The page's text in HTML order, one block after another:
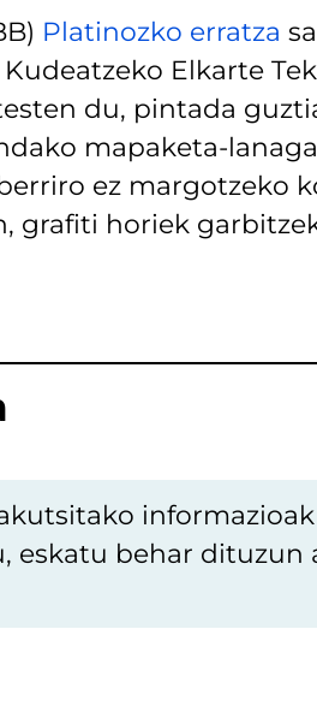
Platinozko erratza
Elkarte
du, pintada
mapaketa-
ez margotzeko
grafiti horiek
eskatu behar dituzun